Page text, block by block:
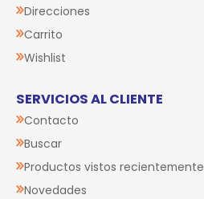
Direcciones
Carrito
Wishlist
SERVICIOS AL CLIENTE
Contacto
Buscar
Productos vistos recientemente
Novedades